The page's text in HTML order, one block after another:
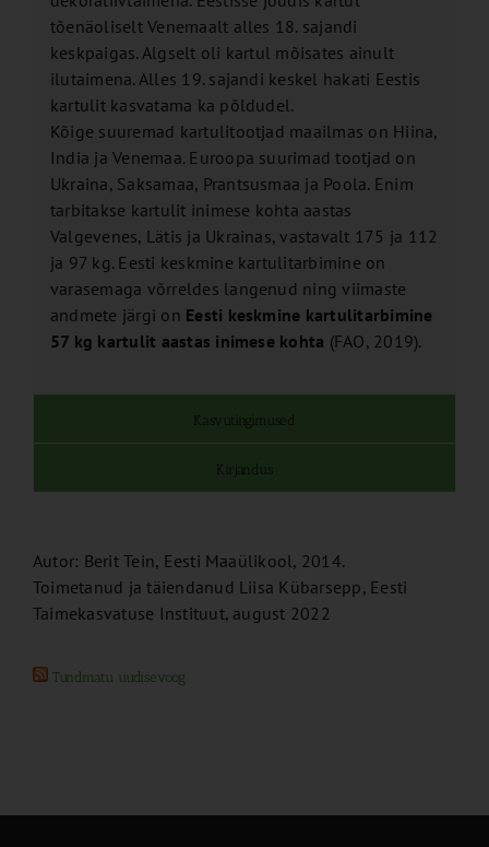
tõenäoliselt Venemaalt alles 18. sajandi
keskpaigas. Algselt oli kartul mõisates ainult
ilutaimena. Alles 19. sajandi keskel hakati Eestis
kartulit kasvatama ka põldudel.
Kõige suuremad kartulitootjad maailmas on Hiina,
India ja Venemaa. Euroopa suurimad tootjad on
Ukraina, Saksamaa, Prantsusmaa ja Poola. Enim
tarbitakse kartulit inimese kohta aastas
Valgevenes, Lätis ja Ukrainas, vastavalt 175 ja 112
ja 97 kg. Eesti keskmine kartulitarbimine on
varasemaga võrreldes langenud ning viimaste
andmete järgi on Eesti keskmine kartulitarbimine
57 kg kartulit aastas inimese kohta (FAO, 2019).
Kasvutingimused
Kirjandus
Autor: Berit Tein, Eesti Maaülikool, 2014.
Toimetanud ja täiendanud Liisa Kübarsepp, Eesti
Taimekasvatuse Instituut, august 2022
Tundmatu uudisevoog